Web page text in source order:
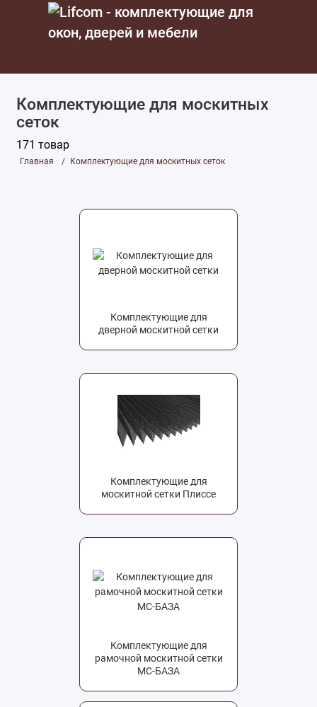
Комплектующие для москитных
сеток
171 товар
Главная Комплектующие для москитных сеток
Комплектующие для
дверной москитной сетки
Комплектующие для
москитной сетки Плиссе
Комплектующие для
рамочной москитной сетки
МС-БАЗА